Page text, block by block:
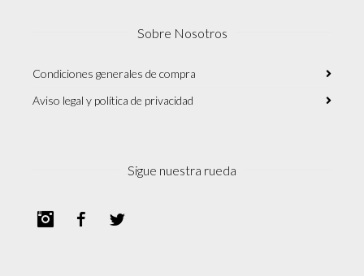
Sobre Nosotros
Condiciones generales de compra
Aviso legal y política de privacidad
Sigue nuestra rueda
InstagramFacebook